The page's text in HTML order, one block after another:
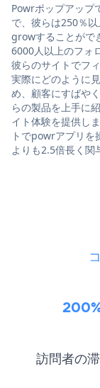
Powrポップアッ
で、彼らは250％
growすることがで
6000人以上のフォ
彼らのサイトでフ
実際にどのように
め、顧客にすばや
らの製品を上手に
イト体験を提供し
トでpowrアプリを
よりも2.5倍長く関
訪問者の